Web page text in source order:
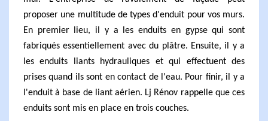
proposer une multitude de types d'enduit pour vos murs.
En premier lieu, il y a les enduits en gypse qui sont
fabriqués essentiellement avec du plâtre. Ensuite, il y a
les enduits liants hydrauliques et qui effectuent des
prises quand ils sont en contact de l'eau. Pour finir, il y a
l'enduit à base de liant aérien. Lj Rénov rappelle que ces
enduits sont mis en place en trois couches.